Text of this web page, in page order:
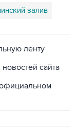
залив
ленту
сайта